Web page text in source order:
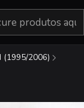
(1995/2006)